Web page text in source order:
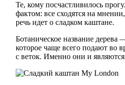
Те, кому посчастливилось
фактом: все сходятся на
речь идет о сладком каштане.
Ботаническое название
которое чаще всего подают во
с веток. Именно они и
My London